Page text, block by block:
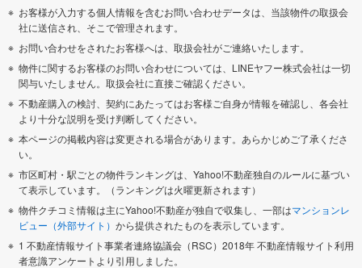
お客様が入力する個人情報を含むお問い合わせデータは、当該物件の取扱会
社に送信され、そこで管理されます。
お問い合わせをされたお客様へは、取扱会社がご連絡いたします。
物件に関するお客様のお問い合わせについては、LINEヤフー株式会社は一切
関与いたしません。取扱会社に直接ご確認ください。
不動産購入の検討、契約にあたってはお客様ご自身が情報を確認し、各会社
より十分な説明を受け判断してください。
本ページの掲載内容は変更される場合があります。あらかじめご了承くださ
い。
市区町村・駅ごとの物件ランキングは、Yahoo!不動産独自のルールに基づい
て表示しています。（ランキングは火曜更新されます）
物件クチコミ情報は主にYahoo!不動産が独自で収集し、一部はマンションレ
ビュー（外部サイト） から提供されたものを表示しています。
1 不動産情報サイト事業者連絡協議会（RSC）2018年 不動産情報サイト利用
者意識アンケートより引用しました。